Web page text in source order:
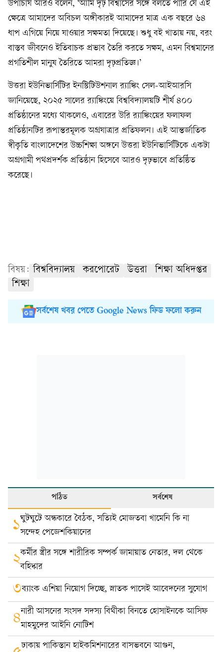
উপাচার্য আরও বলেন, ‘আমি দৃঢ় বিশ্বাসের সঙ্গে বলতে পারি যে এই
ক্ষেত্রে আমাদের অবিচল অঙ্গীকারই আমাদের মাত্র এক বছরে ৬৪
ধাপ এগিয়ে নিয়ে যাওয়ার সক্ষমতা দিয়েছে। শুধু বই খাতায় নয়, বরং
বাস্তব জীবনেও ইতিবাচক প্রভাব তৈরি করতে সক্ষম, এমন বিশ্বমানের
প্রগতিশীল মানুষ তৈরিতে আমরা দৃঢ়প্রতিজ্ঞ।’
উত্তরা ইউনিভার্সিটির ইনস্টিটিউশনাল র‍্যাঙ্কিং সেল-আইআরসি
জানিয়েছে, ২০২৫ সালের র‍্যাঙ্কিংয়ে বিশ্ববিদ্যালয়টি শীর্ষ ৪০০
প্রতিষ্ঠানের মধ্যে থাকলেও, এবারের উরি র‍্যাঙ্কিংয়ের ফলাফল
প্রতিষ্ঠানটির রূপান্তরমূলক অগ্রযাত্রার প্রতিফলন। এই আন্তর্জাতিক
স্বীকৃতি বাংলাদেশের উচ্চশিক্ষা অঙ্গনে উত্তরা ইউনিভার্সিটিকে একটা
অগ্রগামী পথপ্রদর্শক প্রতিষ্ঠান হিসেবে আরও দৃঢ়ভাবে প্রতিষ্ঠিত
করেছে।
বিষয়: বিশ্ববিদ্যালয় করপোরেট উত্তরা
শিক্ষা অধিদপ্তর
শিক্ষা
সর্বশেষ খবর পেতে Google News ফিড ফলো করুন
পঠিত সর্বশেষ
১ঘুটঘুটে অন্ধকারে বৈঠক, সত্যিই মোজতবা খামেনি কি না
সন্দেহ পেজেশকিয়ানের
২কর্মীর স্ত্রীর সঙ্গে শারীরিক সম্পর্ক জামায়াত নেতার, দল থেকে
বহিষ্কার
৩ব্যাংক এশিয়া নিয়োগ দিচ্ছে, স্নাতক পাসেই আবেদনের সুযোগ
৪নারী আসনের সংসদ সদস্য বিথীকা বিনতে হোসাইনকে আসিফ
মাহমুদের আইনি নোটিশ
ঢাকায় পাকিস্তান হাইকমিশনারের বাসভবনে আগুন,